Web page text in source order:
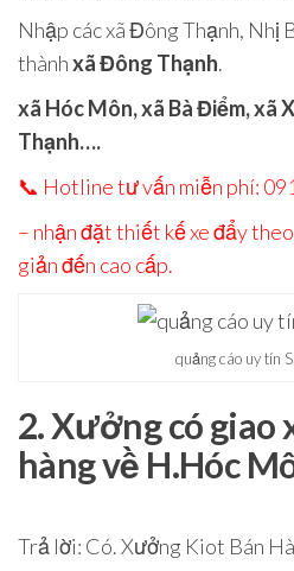
Nhập các xã Đông Thạnh, Nhị
thànhxã Đông Thạnh.
xã Hóc Môn, xã Bà Điểm, xã
Thạnh….
📞 Hotline tư vấn miễn phí:
– nhận đặt thiết kế xe đẩy
giản đến cao cấp.
quảng cáo uy tín
2. Xưởng có giao
hàng về H.Hóc
Trả lời: Có.Xưởng Kiot Bán